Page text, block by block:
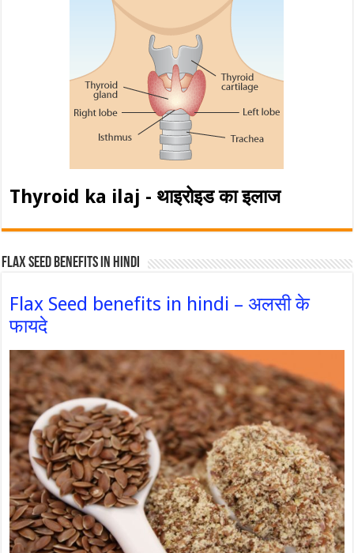
Thyroid ka ilaj - थाइरोइड का इलाज
Flax Seed Benefits in hindi
Flax Seed benefits in hindi – अलसी के
फायदे